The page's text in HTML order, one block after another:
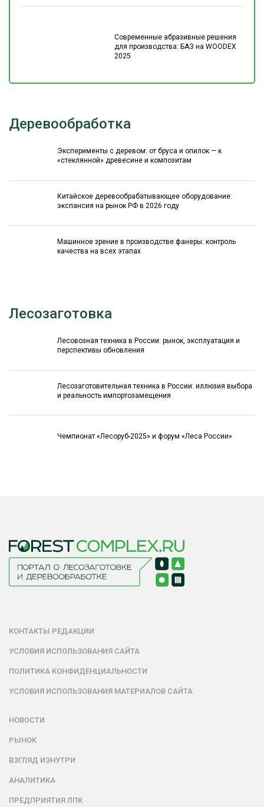
Современные абразивные решения
для производства: БАЗ на WOODEX
2025
Деревообработка
Эксперименты с деревом: от бруса и опилок — к
«стеклянной» древесине и композитам
Китайское деревообрабатывающее оборудование:
экспансия на рынок РФ в 2026 году
Машинное зрение в производстве фанеры: контроль
качества на всех этапах
Лесозаготовка
Лесовозная техника в России: рынок, эксплуатация и
перспективы обновления
Лесозаготовительная техника в России: иллюзия выбора
и реальность импортозамещения
Чемпионат «Лесоруб-2025» и форум «Леса России»
КОНТАКТЫ РЕДАКЦИИ
УСЛОВИЯ ИСПОЛЬЗОВАНИЯ САЙТА
ПОЛИТИКА КОНФИДЕНЦИАЛЬНОСТИ
УСЛОВИЯ ИСПОЛЬЗОВАНИЯ МАТЕРИАЛОВ САЙТА
НОВОСТИ
РЫНОК
ВЗГЛЯД ИЗНУТРИ
АНАЛИТИКА
ПРЕДПРИЯТИЯ ЛПК